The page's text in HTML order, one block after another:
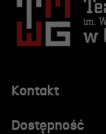
Kontakt
Dostępność